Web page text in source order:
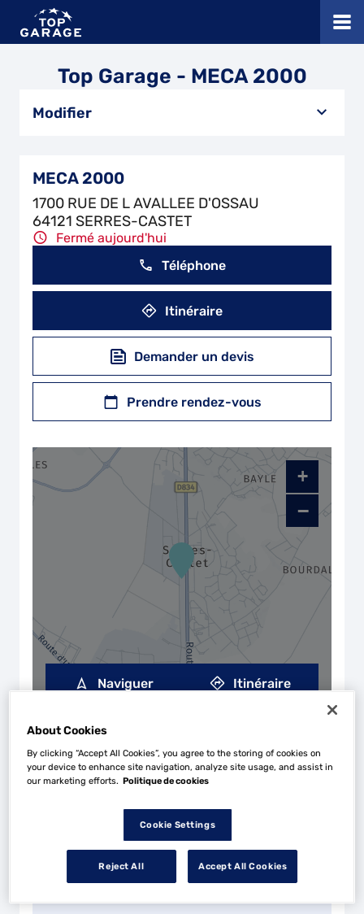
Top Garage - MECA 2000
Modifier
MECA 2000
1700 RUE DE L AVALLEE D'OSSAU
64121 SERRES-CASTET
Fermé aujourd'hui
Téléphone
Itinéraire
Demander un devis
Prendre rendez-vous
Horaires d'ouverture
Lundi 09:00 - 12:0014:00 - 18:30
09:00 - 12:00
Jeudi 09:00 - 12:0014:00 - 18:30
+
−
Naviguer Itinéraire
About Cookies
By clicking “Accept All Cookies”, you agree to the storing of cookies on
your device to enhance site navigation, analyze site usage, and assist in
our marketing efforts. Politique de cookies
Cookie Settings
Reject All Accept All Cookies